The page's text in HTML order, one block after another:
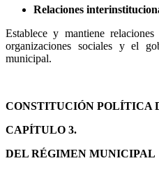
Relaciones
Establece y mantiene
organizaciones sociales y el
municipal.
CONSTITUCIÓN POLÍTICA
CAPÍTULO 3.
​DEL RÉGIMEN MUNICIPAL